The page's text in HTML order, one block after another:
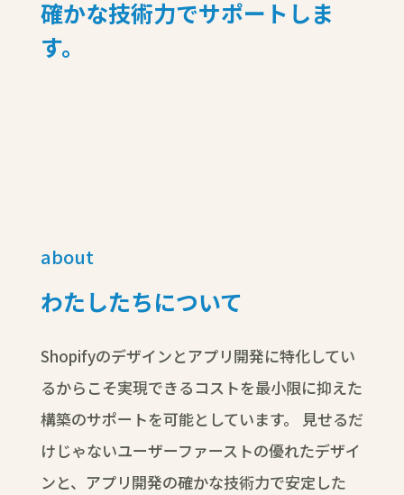
確かな技術力でサポートしま
す。
about
わたしたちについて
Shopifyのデザインとアプリ開発に特化してい
るからこそ実現できるコストを最小限に抑えた
構築のサポートを可能としています。 見せるだ
けじゃないユーザーファーストの優れたデザイ
ンと、アプリ開発の確かな技術力で安定した